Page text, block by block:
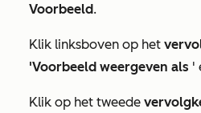
Voorbeeld.
Klik linksboven op het
'Voorbeeld weergeven als '
Klik op het tweede